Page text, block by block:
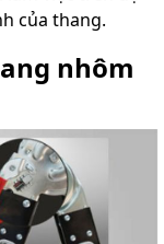
của thang.
nhôm